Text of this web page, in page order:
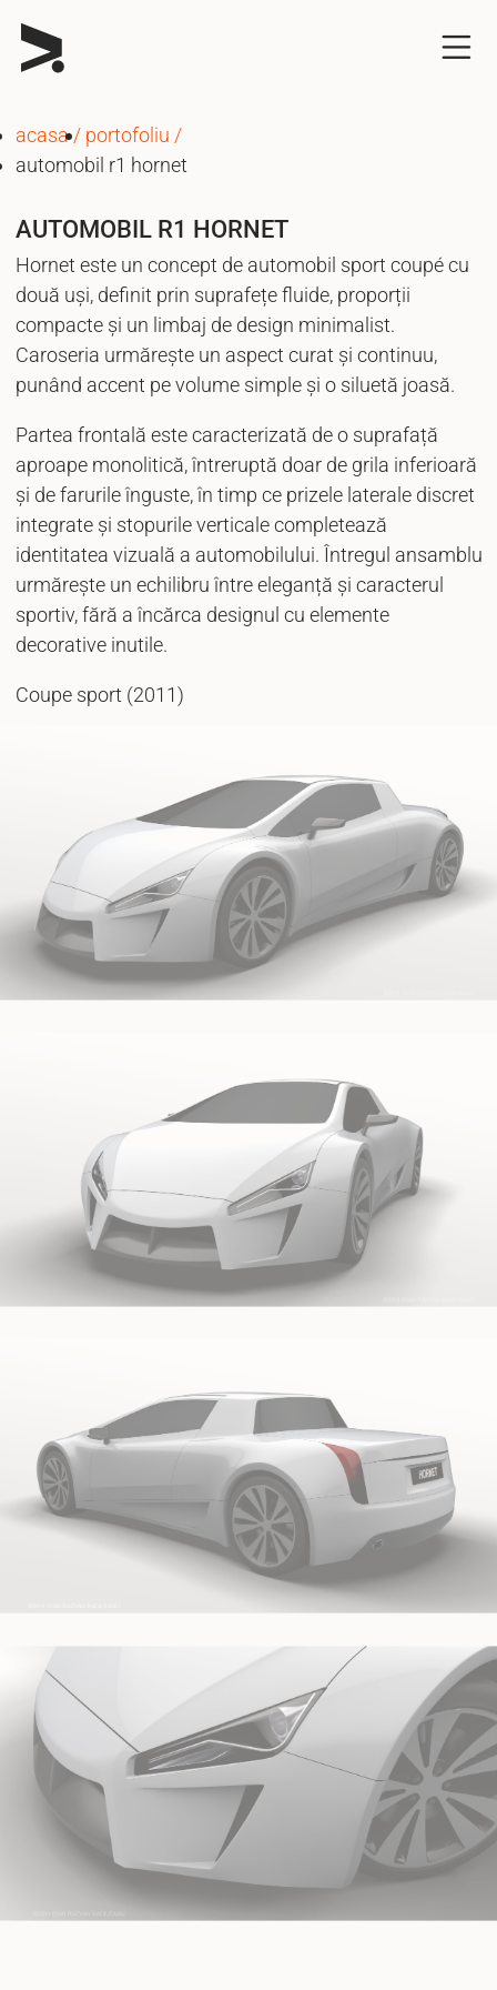
acasa
portofoliu
automobil r1 hornet
AUTOMOBIL R1 HORNET
Hornet este un concept de automobil sport coupé cu
două uși, definit prin suprafețe fluide, proporții
compacte și un limbaj de design minimalist.
Caroseria urmărește un aspect curat și continuu,
punând accent pe volume simple și o siluetă joasă.
Partea frontală este caracterizată de o suprafață
aproape monolitică, întreruptă doar de grila inferioară
și de farurile înguste, în timp ce prizele laterale discret
integrate și stopurile verticale completează
identitatea vizuală a automobilului. Întregul ansamblu
urmărește un echilibru între eleganță și caracterul
sportiv, fără a încărca designul cu elemente
decorative inutile.
Coupe sport (2011)